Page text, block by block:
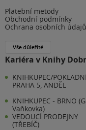
Platební metody
Obchodní podmínky
Ochrana osobních údajů
Vše důležité
Kariéra v Knihy
KNIHKUPEC/
PRAHA 5, ANDĚL
KNIHKUPEC - BRNO
Vaňkovka)
VEDOUCÍ PRODEJNY
(TŘEBÍČ)